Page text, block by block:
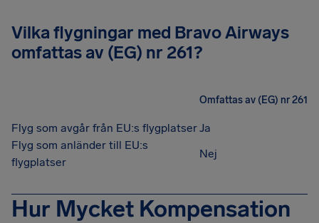
Vilka flygningar med Bravo Airways
omfattas av (EG) nr 261?
Omfattas av (EG) nr 261
Flyg som avgår från EU:s flygplatserJa
Flyg som anländer till EU:s
flygplatser
Nej
Hur Mycket Kompensation